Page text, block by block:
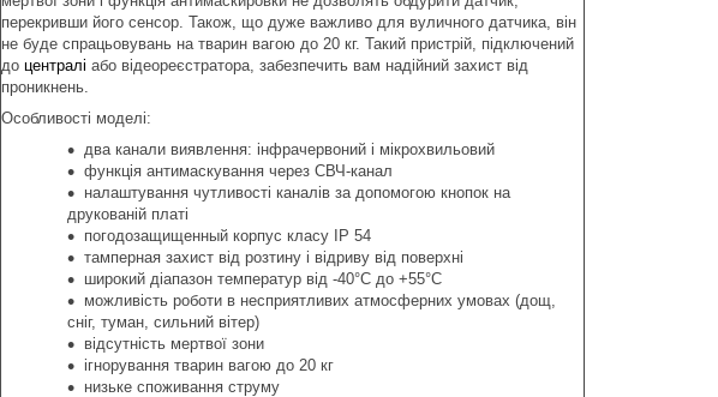
перекривши його сенсор. Також, що дуже важливо для вуличного датчика, він
не буде спрацьовувань на тварин вагою до 20 кг. Такий пристрій, підключений
до централі або відеореєстратора, забезпечить вам надійний захист від
проникнень.
Особливості моделі:
два канали виявлення: інфрачервоний і мікрохвильовий
функція антимаскування через СВЧ-канал
налаштування чутливості каналів за допомогою кнопок на
друкованій платі
погодозащищенный корпус класу IP 54
тамперная захист від розтину і відриву від поверхні
широкий діапазон температур від -40°C до +55°C
можливість роботи в несприятливих атмосферних умовах (дощ,
сніг, туман, сильний вітер)
відсутність мертвої зони
ігнорування тварин вагою до 20 кг
низьке споживання струму